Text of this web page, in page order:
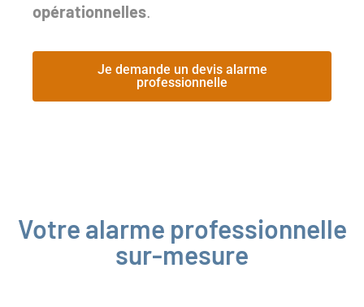
opérationnelles
Je demande un devis alarme
professionnelle
Votre alarme professionnelle
sur-mesure